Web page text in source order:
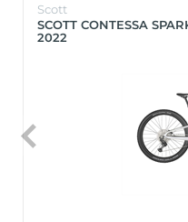
Scott
SCOTT CONTESSA
2022